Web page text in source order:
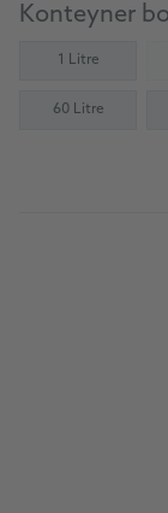
Konteyner
1 Litre
60 Litre